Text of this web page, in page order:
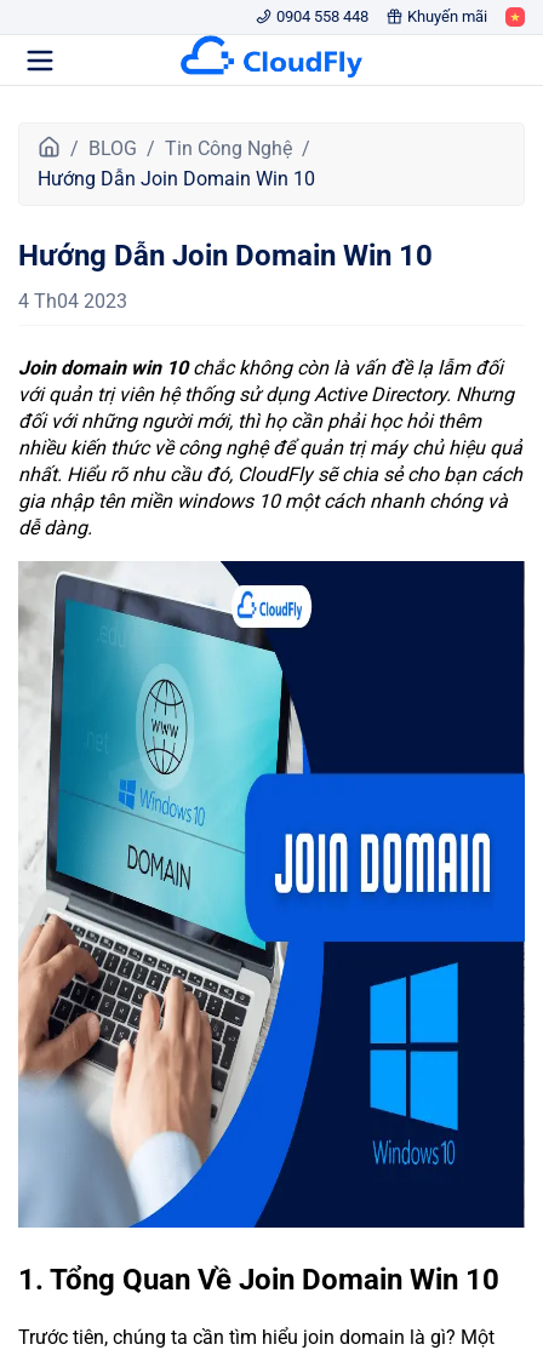
0904 558 448 Khuyến mãi
r
g
h
BLOG
Tin Công Nghệ
Hướng Dẫn Join Domain Win 10
Hướng Dẫn Join Domain Win 10
4 Th04 2023
Join domain win 10chắc không còn là vấn đề lạ lẫm đối
với quản trị viên hệ thống sử dụng Active Directory. Nhưng
đối với những người mới, thì họ cần phải học hỏi thêm
nhiều kiến thức về công nghệ để quản trị máy chủ hiệu quả
nhất. Hiểu rõ nhu cầu đó, CloudFly sẽ chia sẻ cho bạn cách
gia nhập tên miền windows 10 một cách nhanh chóng và
dễ dàng.
1. Tổng Quan Về Join Domain Win 10
Trước tiên, chúng ta cần tìm hiểu join domain là gì? Một